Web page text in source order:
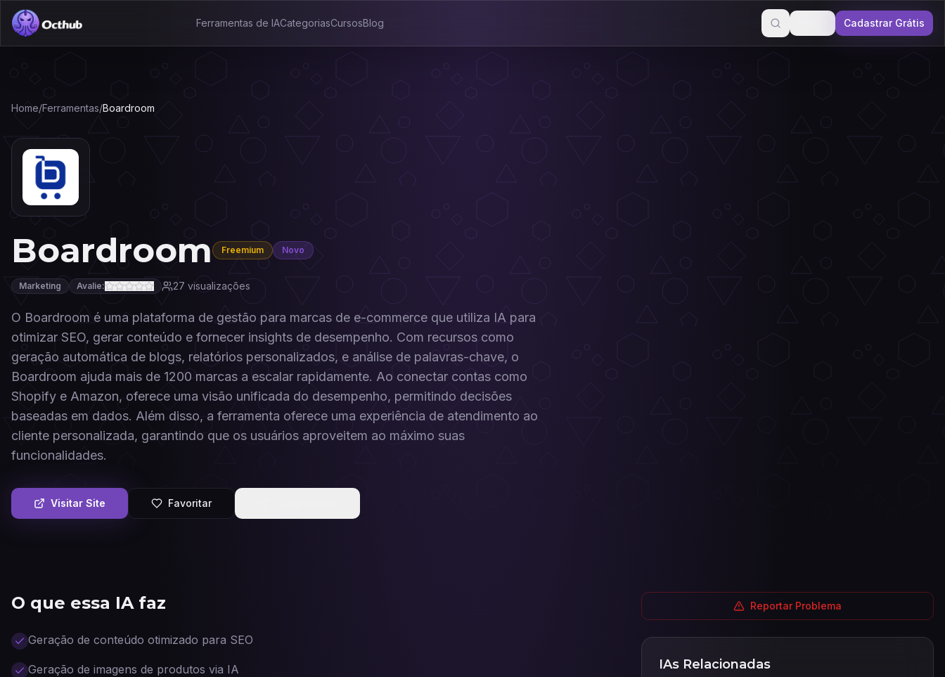
Ferramentas de IACategoriasCursosBlog Cadastrar Grátis
Home/Ferramentas/Boardroom
Boardroom Freemium Novo
Marketing Avalie: 27 visualizações
O Boardroom é uma plataforma de gestão para marcas de e-commerce que utiliza IA para
otimizar SEO, gerar conteúdo e fornecer insights de desempenho. Com recursos como
geração automática de blogs, relatórios personalizados, e análise de palavras-chave, o
Boardroom ajuda mais de 1200 marcas a escalar rapidamente. Ao conectar contas como
Shopify e Amazon, oferece uma visão unificada do desempenho, permitindo decisões
baseadas em dados. Além disso, a ferramenta oferece uma experiência de atendimento ao
cliente personalizada, garantindo que os usuários aproveitem ao máximo suas
funcionalidades.
Visitar Site Favoritar
O que essa IA faz
Geração de conteúdo otimizado para SEO
Geração de imagens de produtos via IA
Reportar Problema
IAs Relacionadas